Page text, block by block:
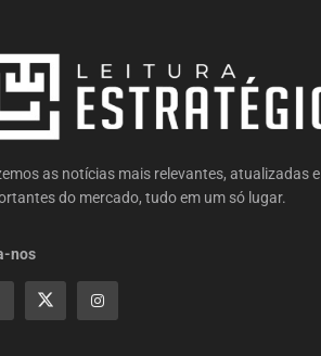
as notícias mais relevantes, atualizadas e
do mercado, tudo em um só lugar.
nos